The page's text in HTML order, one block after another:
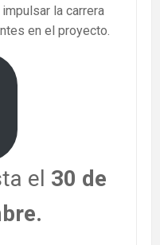
la carrera
en el proyecto.
el 30 de